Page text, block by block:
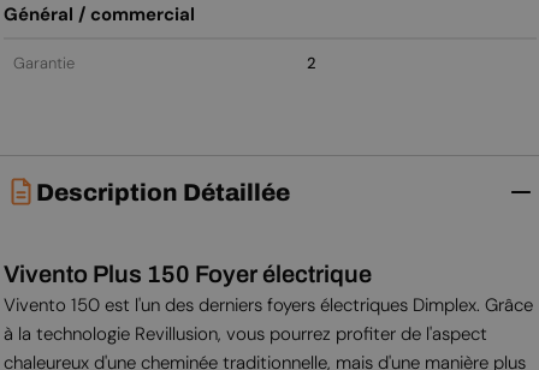
Général / commercial
Garantie 2
Description Détaillée
Vivento Plus 150 Foyer électrique
Vivento 150 est l'un des derniers foyers électriques Dimplex. Grâce
à la technologie Revillusion, vous pourrez profiter de l'aspect
chaleureux d'une cheminée traditionnelle, mais d'une manière plus